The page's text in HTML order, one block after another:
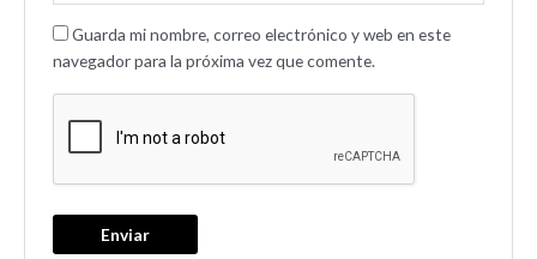
Guarda mi nombre, correo electrónico y web en este
navegador para la próxima vez que comente.